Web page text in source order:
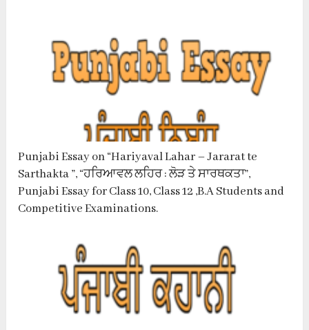
Punjabi Essay on “Hariyaval Lahar – Jararat te
Sarthakta ”, “ਹਰਿਆਵਲ ਲਹਿਰ : ਲੋੜ ਤੇ ਸਾਰਥਕਤਾ”,
Punjabi Essay for Class 10, Class 12 ,B.A Students and
Competitive Examinations.